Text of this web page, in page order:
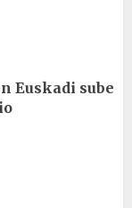
Euskadi sube